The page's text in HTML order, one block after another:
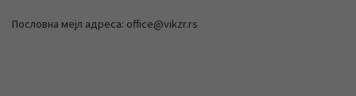
Пословна мејл адреса: office@vikzr.rs